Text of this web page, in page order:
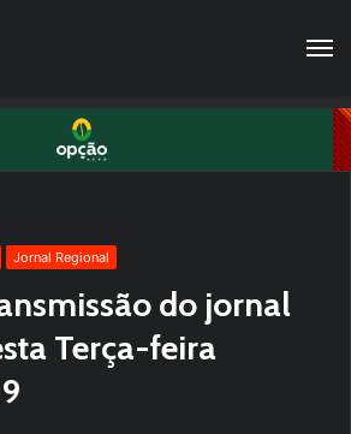
Jornal Regional
do jornal
Terça-feira